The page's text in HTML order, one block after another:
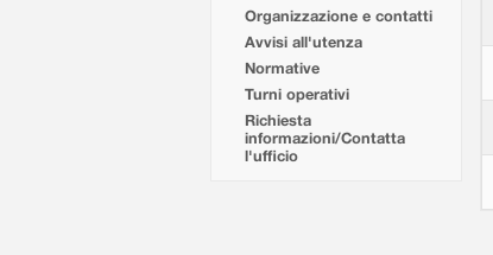
Organizzazione e contatti
Avvisi all'utenza
Normative
Turni operativi
Richiesta
informazioni/Contatta
l'ufficio